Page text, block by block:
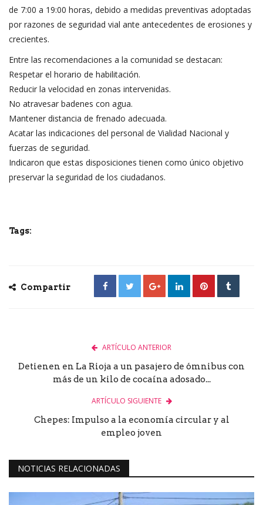
de 7:00 a 19:00 horas, debido a medidas preventivas adoptadas
por razones de seguridad vial ante antecedentes de erosiones y
crecientes.
Entre las recomendaciones a la comunidad se destacan:
Respetar el horario de habilitación.
Reducir la velocidad en zonas intervenidas.
No atravesar badenes con agua.
Mantener distancia de frenado adecuada.
Acatar las indicaciones del personal de Vialidad Nacional y
fuerzas de seguridad.
Indicaron que estas disposiciones tienen como único objetivo
preservar la seguridad de los ciudadanos.
Tags:
Compartir
ARTÍCULO ANTERIOR
Detienen en La Rioja a un pasajero de ómnibus con
más de un kilo de cocaína adosado...
ARTÍCULO SIGUIENTE
Chepes: Impulso a la economía circular y al
empleo joven
NOTICIAS RELACIONADAS